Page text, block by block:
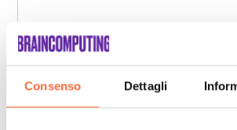
Consenso Dettagli